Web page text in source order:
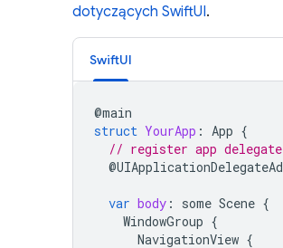
dotyczących SwiftUI.
SwiftUI
@main
struct YourApp : App {
// register app
@
var body : some Scene {
WindowGroup {
NavigationView {